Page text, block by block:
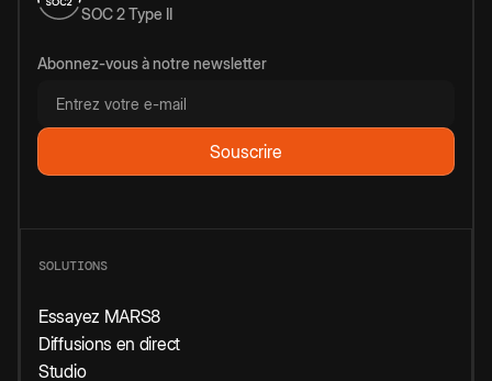
SOC 2 Type II
Abonnez-vous à notre newsletter
SOLUTIONS
Essayez MARS8
Diffusions en direct
Studio